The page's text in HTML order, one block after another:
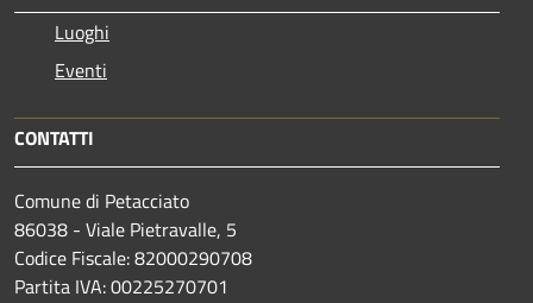
Luoghi
Eventi
CONTATTI
Comune di Petacciato
86038 - Viale Pietravalle, 5
Codice Fiscale: 82000290708
Partita IVA: 00225270701